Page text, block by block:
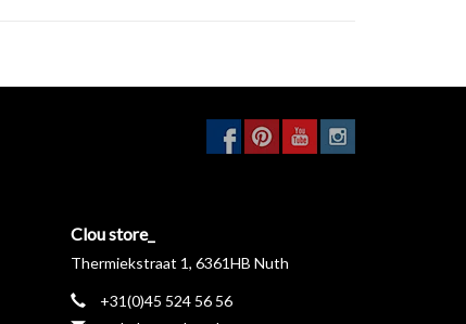
Clou store_
Thermiekstraat 1, 6361HB Nuth
+31(0)45 524 56 56